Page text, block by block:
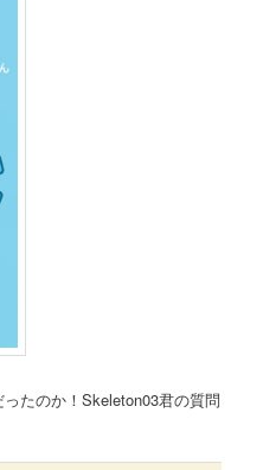
たのか！Skeleton03君の質問